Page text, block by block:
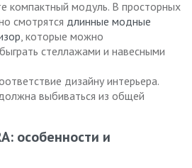
компактный модуль. В просторных
смотрятся длинные модные
, которые можно
стеллажами и навесными
дизайну интерьера.
выбиваться из общей
особенности и